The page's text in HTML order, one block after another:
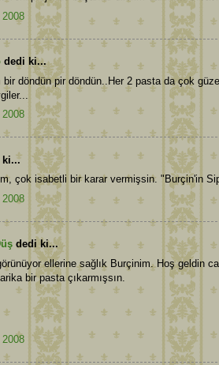
dedi ki...
bir döndün pir döndün..Her 2 pasta da çok
ki...
çok isabetli bir karar vermişsin. "Burçin'in
dedi ki...
ellerine sağlık Burçinim. Hoş geldin
bir pasta çıkarmışsın.